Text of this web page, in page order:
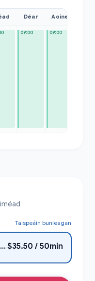
Déar
09:00
Aoine
09:00
Taispeáin bunleagan
Ceacht Spáinnise le Cristian $35.50 / 50min